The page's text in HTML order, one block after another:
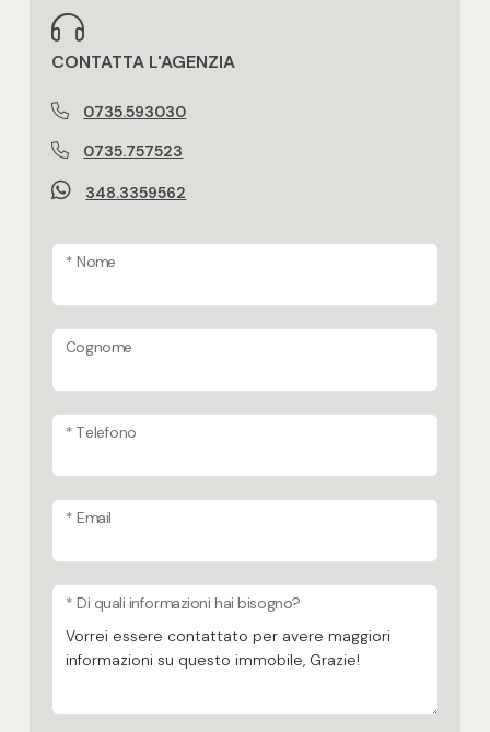
Camino o canna fumaria
Ingresso autonomo
Allestimento del giardino o del terreno
Terreno agricolo
Immobile idoneo per più nuclei familiari
CONTATTA L'AGENZIA
0735.593030
0735.757523
348.3359562
* Nome
Cognome
* Telefono
* Email
* Di quali informazioni hai bisogno?
multiscelta
Giardino
Posto auto/Box
Arredato
Nuova costruzione
Lusso